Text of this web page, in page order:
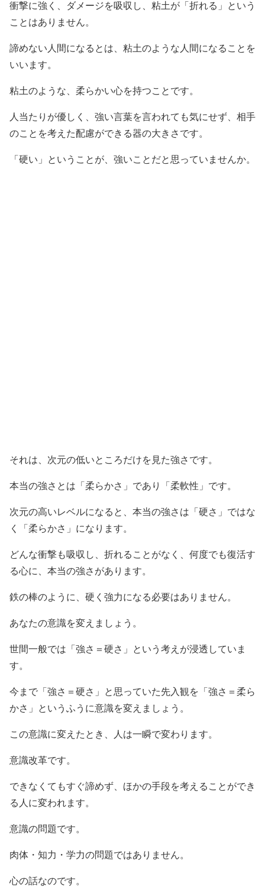
衝撃に強く、ダメージを吸収し、粘土が「折れる」という
ことはありません。
諦めない人間になるとは、粘土のような人間になることを
いいます。
粘土のような、柔らかい心を持つことです。
人当たりが優しく、強い言葉を言われても気にせず、相手
のことを考えた配慮ができる器の大きさです。
「硬い」ということが、強いことだと思っていませんか。
それは、次元の低いところだけを見た強さです。
本当の強さとは「柔らかさ」であり「柔軟性」です。
次元の高いレベルになると、本当の強さは「硬さ」ではな
く「柔らかさ」になります。
どんな衝撃も吸収し、折れることがなく、何度でも復活す
る心に、本当の強さがあります。
鉄の棒のように、硬く強力になる必要はありません。
あなたの意識を変えましょう。
世間一般では「強さ＝硬さ」という考えが浸透していま
す。
今まで「強さ＝硬さ」と思っていた先入観を「強さ＝柔ら
かさ」というふうに意識を変えましょう。
この意識に変えたとき、人は一瞬で変わります。
意識改革です。
できなくてもすぐ諦めず、ほかの手段を考えることができ
る人に変われます。
意識の問題です。
肉体・知力・学力の問題ではありません。
心の話なのです。